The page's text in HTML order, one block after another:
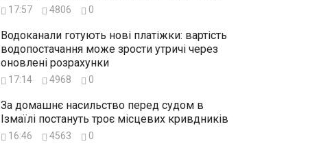
17:57 4806 0
Водоканали готують нові платіжки: вартість
водопостачання може зрости утричі через
оновлені розрахунки
17:14 4968 0
За домашнє насильство перед судом в
Ізмаїлі постануть троє місцевих кривдників
16:46 4563 0